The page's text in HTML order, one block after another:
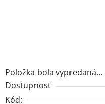
Položka bola vypredaná…
Dostupnosť
Kód: